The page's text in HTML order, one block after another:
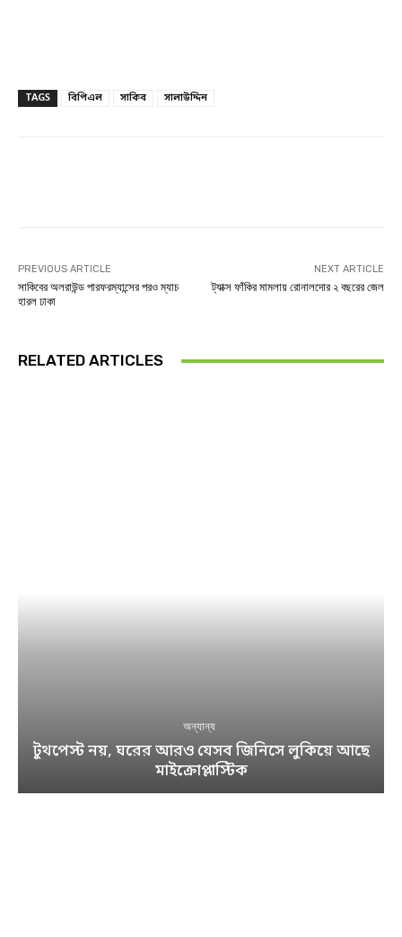
TAGS বিপিএল সাকিব সালাউদ্দিন
PREVIOUS ARTICLE
সাকিবের অলরাউন্ড পারফরম্যান্সের পরও ম্যাচ
হারল ঢাকা
NEXT ARTICLE
ট্যাক্স ফাঁকির মামলায় রোনালদোর ২ বছরের জেল
RELATED ARTICLES
অন্যান্য
টুথপেস্ট নয়, ঘরের আরও যেসব জিনিসে লুকিয়ে আছে
মাইক্রোপ্লাস্টিক